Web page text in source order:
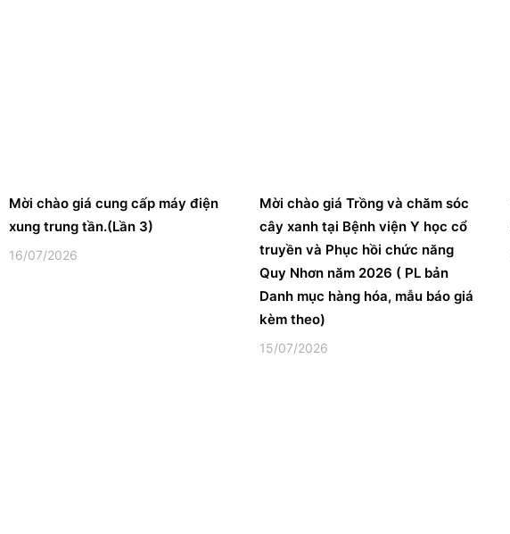
Mời chào giá cung cấp máy điện
xung trung tần.(Lần 3)
16/07/2026
Mời chào giá Trồng và chăm sóc
cây xanh tại Bệnh viện Y học cổ
truyền và Phục hồi chức năng
Quy Nhơn năm 2026 ( PL bản
Danh mục hàng hóa, mẫu báo giá
kèm theo)
15/07/2026